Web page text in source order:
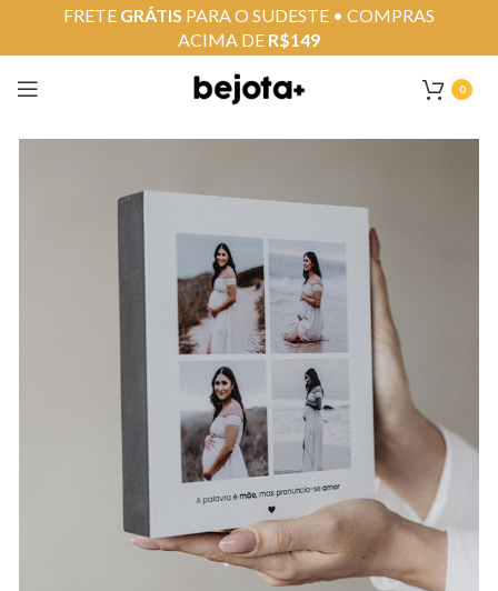
0
FRETE GRÁTIS PARA O SUDESTE • COMPRAS
ACIMA DE R$149